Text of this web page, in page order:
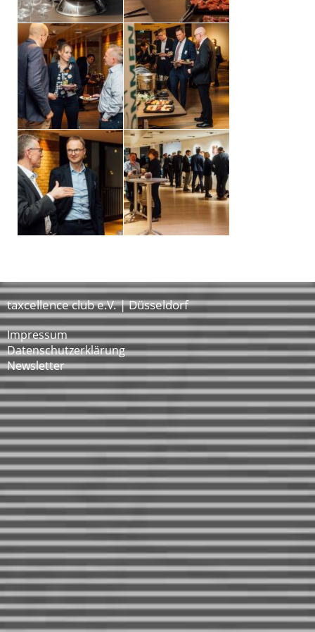
taxcellence club e.V. | Düsseldorf
Impressum
Datenschutzerklärung
Newsletter